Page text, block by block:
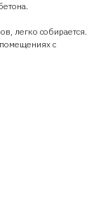
легко собирается.
с